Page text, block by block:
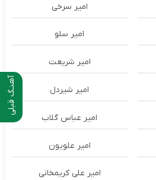
آهنـگ قبلی
امیر سرخی
امیر سلو
امیر شریعت
امیر شیردل
امیر عباس گلاب
امیر علویون
امیر علی کریمخانی